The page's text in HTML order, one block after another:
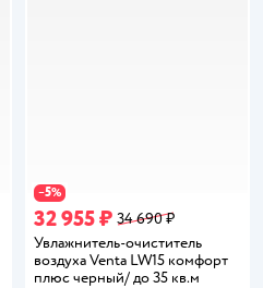
−5%
32 955 ₽ 34 690 ₽
Увлажнитель-очиститель
воздуха Venta LW15 комфорт
плюс черный/ до 35 кв.м